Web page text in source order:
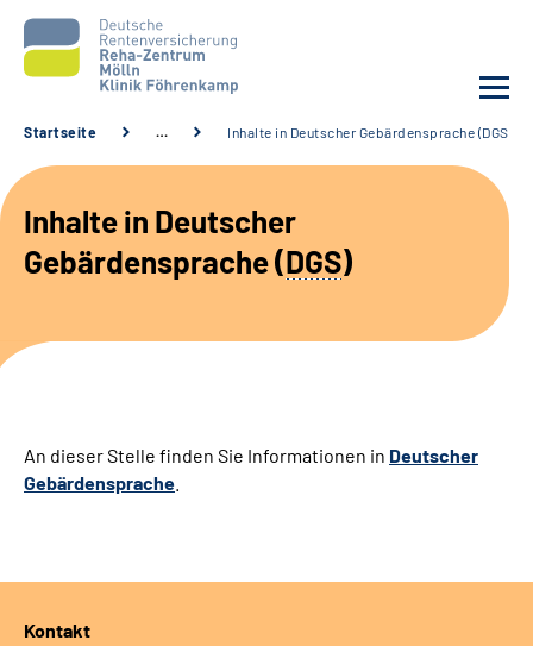
Unsere Klinik
Unsere Angebote
Suche
Gebärdensprache
Startseite … Inhalte in Deutscher Gebärdensprache (DGS)
Inhalte in Deutscher
Gebärdensprache (DGS)
An dieser Stelle finden Sie Informationen in Deutscher
Gebärdensprache
Kontakt